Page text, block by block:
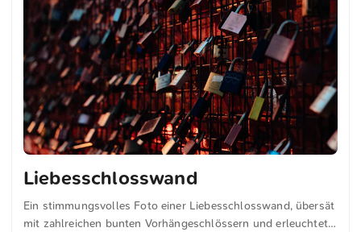
Liebesschlosswand
Ein stimmungsvolles Foto einer Liebesschlosswand, übersät
mit zahlreichen bunten Vorhängeschlössern und erleuchtet